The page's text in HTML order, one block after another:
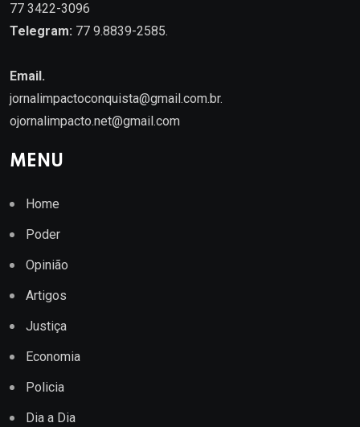
77 3422-3096
Telegram: 77 9.8839-2585.
Email.
jornalimpactoconquista@gmail.com.br.
ojornalimpacto.net@gmail.com
MENU
Home
Poder
Opinião
Artigos
Justiça
Economia
Policia
Dia a Dia